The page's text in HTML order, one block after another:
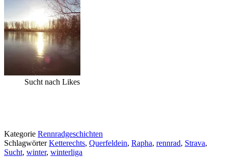
Sucht nach Likes
Kategorie Rennradgeschichten
SchlagwörterKetterechts, Querfeldein, Rapha, rennrad, Strava,
Sucht, winter, winterliga